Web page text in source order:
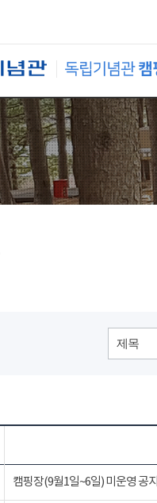
제목
캠핑장(9월1일~6일) 미운영 공지